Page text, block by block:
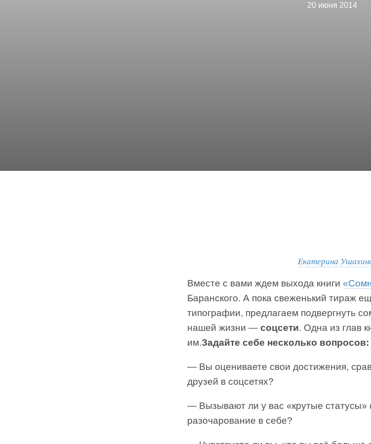
20 июня 2014
Екатерина
Вместе с вами ждем выхода книги
Баранского. А пока свеженький тираж
типографии, предлагаем подвергнуть
нашей жизни — соцсети. Одна из глав
им.Задайте себе несколько вопросов:
— Вы оцениваете свои достижения,
друзей в соцсетях?
— Вызывают ли у вас «крутые статусы»
разочарование в себе?